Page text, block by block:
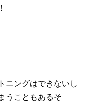
ニングはできないし
うこともあるそ